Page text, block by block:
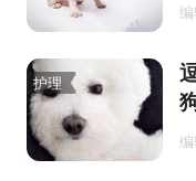
编
护理